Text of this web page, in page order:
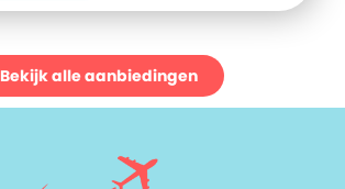
Bekijk alle aanbiedingen